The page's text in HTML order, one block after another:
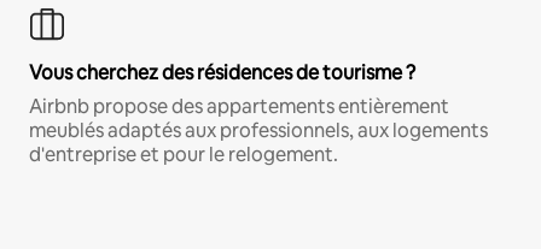
Vous cherchez des résidences de tourisme ?
Airbnb propose des appartements entièrement
meublés adaptés aux professionnels, aux logements
d'entreprise et pour le relogement.